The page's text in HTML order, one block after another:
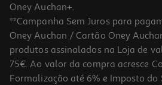
Oney Auchan+.
**Campanha Sem Juros para
Oney Auchan / Cartão Oney
produtos assinalados na Loja de
75€. Ao valor da compra acresce
Formalização até 6% e Imposto do